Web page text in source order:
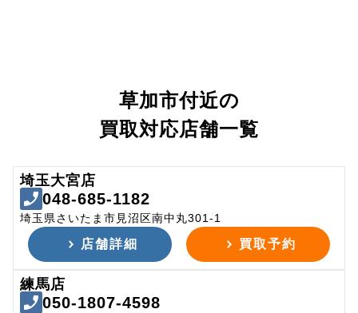
草加市付近の
買取対応店舗一覧
埼玉大宮店
048-685-1182
埼玉県さいたま市見沼区南中丸301-1
店舗詳細 買取予約
練馬店
050-1807-4598